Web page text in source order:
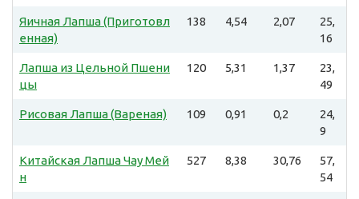
Яичная Лапша (Приготовл
енная)
138 4,54 2,07
25,
16
Лапша из Цельной Пшени
цы
120 5,31 1,37
23,
49
Рисовая Лапша (Вареная) 109 0,91 0,2
24,
9
Китайская Лапша Чау Мей
н
527 8,38 30,76
57,
54